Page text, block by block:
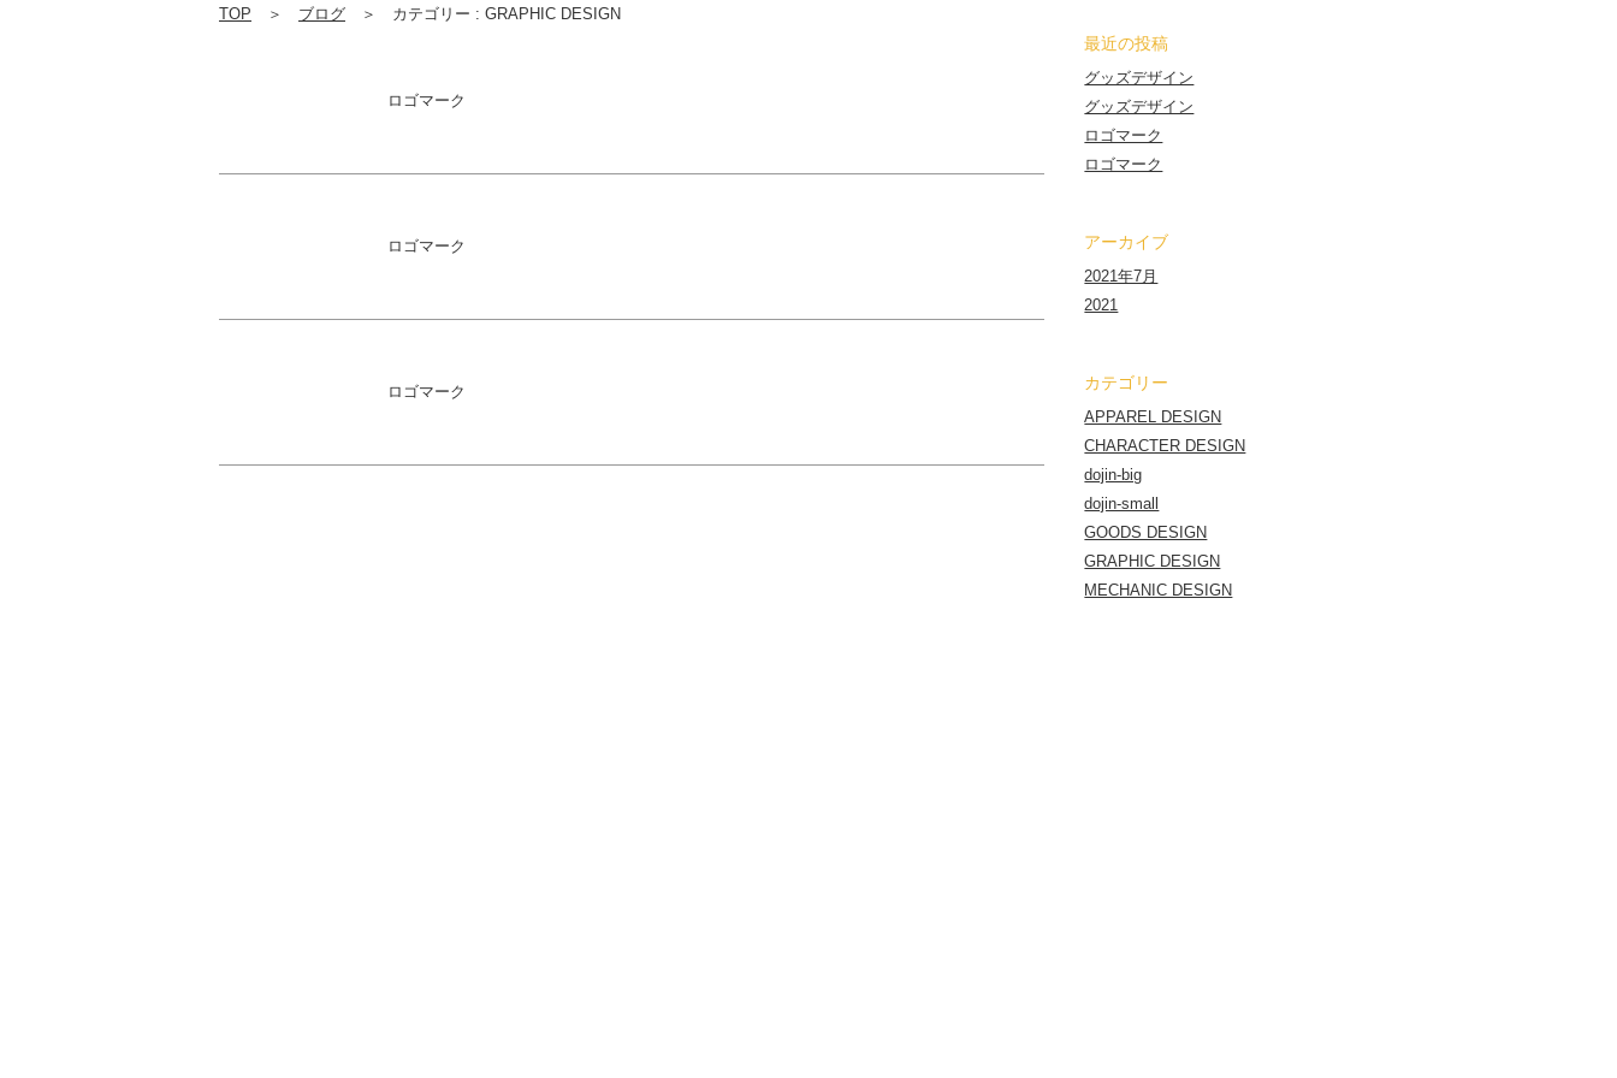
TOP ＞ ブログ ＞ カテゴリー : GRAPHIC DESIGN
ロゴマーク
ロゴマーク
ロゴマーク
最近の投稿
グッズデザイン
グッズデザイン
ロゴマーク
ロゴマーク
アーカイブ
2021年7月
2021
カテゴリー
APPAREL DESIGN
CHARACTER DESIGN
dojin-big
dojin-small
GOODS DESIGN
GRAPHIC DESIGN
MECHANIC DESIGN